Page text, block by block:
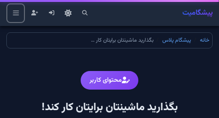
پیشگامیت
خانه پیشگام پلاس بگذارید ماشینتان برایتان کار کند!
محتوای کاربر
بگذارید ماشینتان برایتان کار کند!